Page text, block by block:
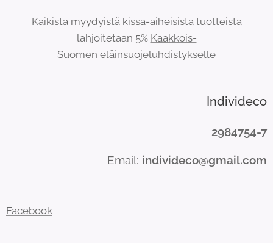
Kaikista myydyistä kissa-aiheisista tuotteista
lahjoitetaan 5% Kaakkois-
Suomen eläinsuojeluhdistykselle
Individeco
2984754-7
Email: individeco@gmail.com
Facebook